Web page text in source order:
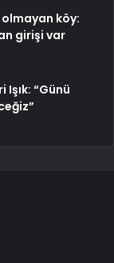
olmayan köy:
girişi var
“Günü